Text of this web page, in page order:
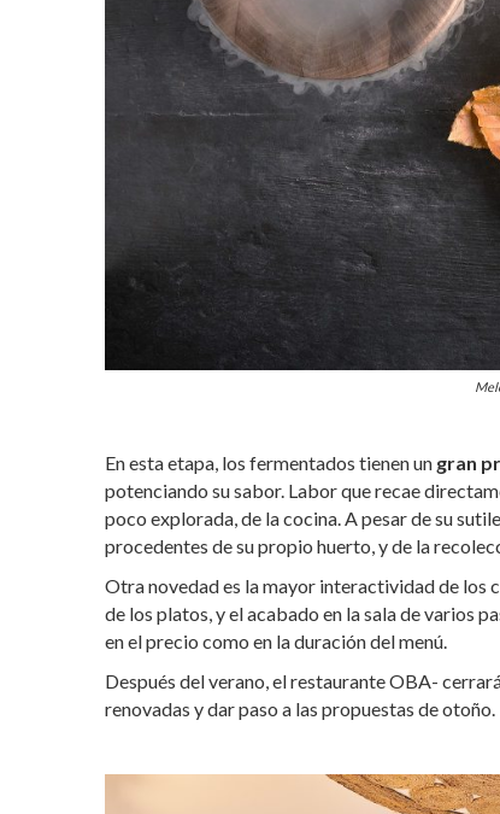
En esta etapa, los fermentados tienen un gran
potenciando su sabor. Labor que recae
poco explorada, de la cocina. A pesar de su
procedentes de su propio huerto, y de la
Otra novedad es la mayor interactividad de los
de los platos, y el acabado en la sala de varios
en el precio como en la duración del menú.
Después del verano, el restaurante OBA-
renovadas y dar paso a las propuestas de otoño.